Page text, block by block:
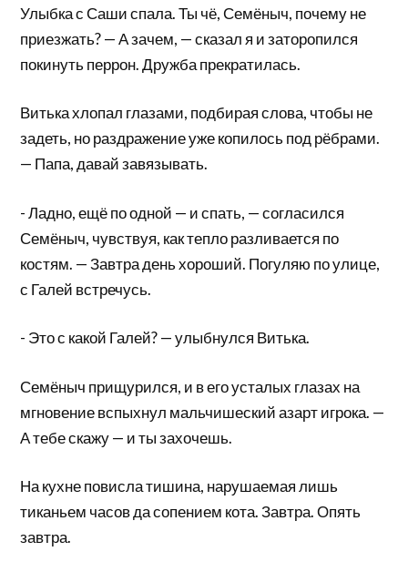
Улыбка с Саши спала. Ты чё, Семёныч, почему не
приезжать? — А зачем, — сказал я и заторопился
покинуть перрон. Дружба прекратилась.
Витька хлопал глазами, подбирая слова, чтобы не
задеть, но раздражение уже копилось под рёбрами.
— Папа, давай завязывать.
- Ладно, ещё по одной — и спать, — согласился
Семёныч, чувствуя, как тепло разливается по
костям. — Завтра день хороший. Погуляю по улице,
с Галей встречусь.
- Это с какой Галей? — улыбнулся Витька.
Семёныч прищурился, и в его усталых глазах на
мгновение вспыхнул мальчишеский азарт игрока. —
А тебе скажу — и ты захочешь.
На кухне повисла тишина, нарушаемая лишь
тиканьем часов да сопением кота. Завтра. Опять
завтра.